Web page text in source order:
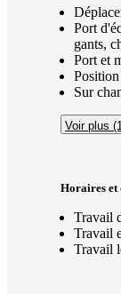
Port
gants,
Port et
Sur
Voir plus
Horaires et
Travail
Travail
Travail